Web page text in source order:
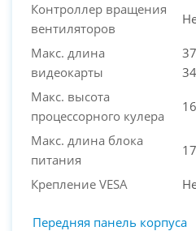
Контроллер вращения
вентиляторов
Макс. длина
видеокарты
Макс. высота
процессорного кулера
Макс. длина блока
питания
Крепление VESA
Передняя панель корпуса